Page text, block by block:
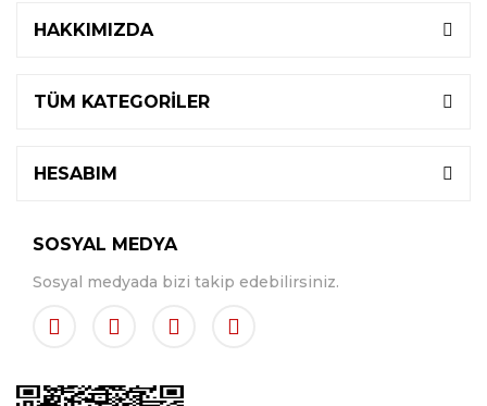
HAKKIMIZDA
TÜM KATEGORİLER
HESABIM
SOSYAL MEDYA
Sosyal medyada bizi takip edebilirsiniz.